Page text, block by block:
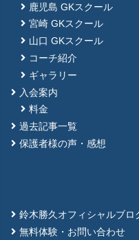
鹿児島 GKスクール
宮崎 GKスクール
山口 GKスクール
コーチ紹介
ギャラリー
入会案内
料金
過去記事一覧
保護者様の声・感想
鈴木勝久オフィシャルブロ
無料体験・お問い合わせ